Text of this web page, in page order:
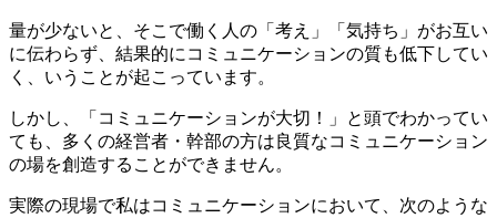
量が少ないと、そこで働く人の「考え」「気持ち」がお互い
に伝わらず、結果的にコミュニケーションの質も低下してい
く、いうことが起こっています。
しかし、「コミュニケーションが大切！」と頭でわかってい
ても、多くの経営者・幹部の方は良質なコミュニケーション
の場を創造することができません。
実際の現場で私はコミュニケーションにおいて、次のような